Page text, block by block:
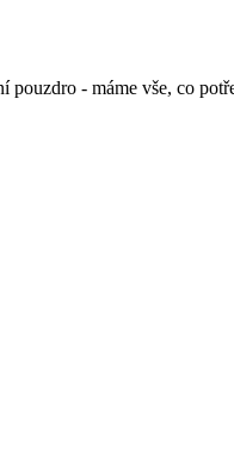
- máme vše, co